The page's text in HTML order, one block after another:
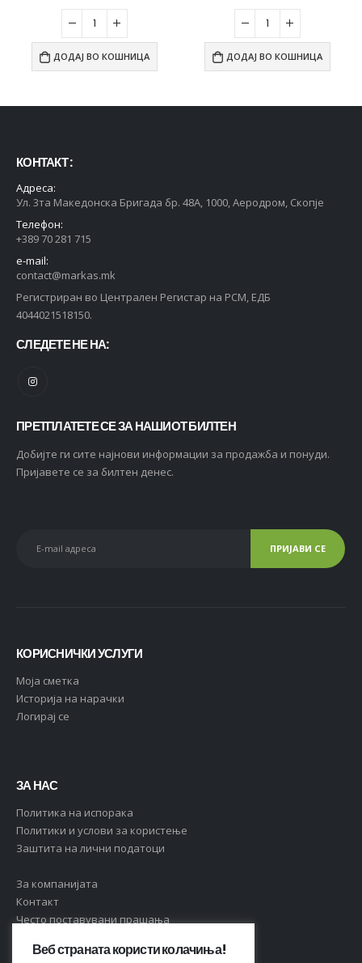
ДОДАЈ ВО КОШНИЦА ДОДАЈ ВО КОШНИЦА
КОНТАКТ :
Адреса:
Ул. 3та Македонска Бригада бр. 48А, 1000, Аеродром, Скопје
Телефон:
+389 70 281 715
e-mail:
contact@markas.mk
Регистриран во Централен Регистар на РСМ, ЕДБ
4044021518150.
СЛЕДЕТЕ НЕ НА:
ПРЕТПЛАТЕТЕ СЕ ЗА НАШИОТ БИЛТЕН
Добијте ги сите најнови информации за продажба и понуди.
Пријавете се за билтен денес.
КОРИСНИЧКИ УСЛУГИ
Moja сметка
Историја на нарачки
Логирај се
ЗА НАС
Политика на испорака
Политики и услови за користење
Заштита на лични податоци
За компанијата
Контакт
Често поставувани прашања
Веб страната користи колачиња!